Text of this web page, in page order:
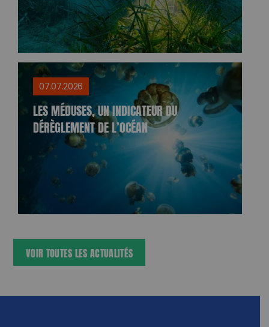
LES MÉDUSES, UN INDICATEUR DU
DÉRÈGLEMENT DE L’OCÉAN
07.07.2026
VOIR TOUTES LES ACTUALITÉS